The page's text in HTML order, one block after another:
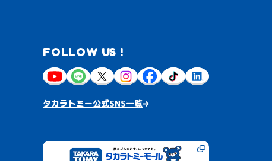
FOLLOW US !
タカラトミー公式SNS一覧